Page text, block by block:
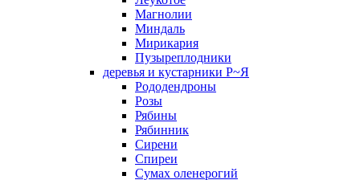
Магнолии
Миндаль
Мирикария
Пузыреплодники
деревья и кустарники Р~Я
Рододендроны
Розы
Рябины
Рябинник
Сирени
Спиреи
Сумах оленерогий